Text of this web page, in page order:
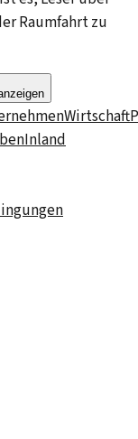
Raumfahrt zu
Wirtschaft
Inland